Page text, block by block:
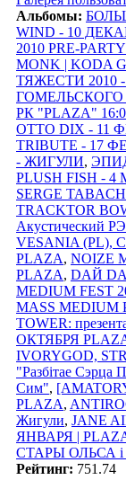
Альбомы:
WIND - 10
2010 PRE-
MONK | KODA
ТЯЖЕСТИ 2010
ГОМЕЛЬСКОГО
РК "PLAZA"
OTTO DIX - 11
TRIBUTE - 17
- ЖИГУЛИ,
PLUSH FISH -
SERGE
TRACKTOR
Акустический
VESANIA (PL),
PLAZA, NOIZE
PLAZA, DАЙ
MEDIUM FEST
MASS MEDIUM
TOWER:
ОКТЯБРЯ
IVORYGOD,
"Разбітае Сэрца
Сим",
PLAZA,
Жигули, JANE
ЯНВАРЯ |
СТАРЫ ОЛЬСА i
Рейтинг: 751.74